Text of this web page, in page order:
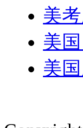
美
美
美